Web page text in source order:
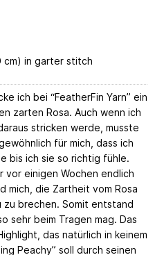
cm) in garter stitch
ich bei “FeatherFin Yarn” ein
zarten Rosa. Auch wenn ich
stricken werde, musste
für mich, dass ich
bis ich sie so richtig fühle.
vor einigen Wochen endlich
mich, die Zartheit vom Rosa
zu brechen. Somit entstand
sehr beim Tragen mag. Das
das natürlich in keinem
Peachy” soll durch seinen